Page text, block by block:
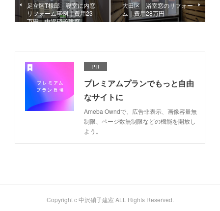
足立区T様邸 寝室に内窓
リフォーム事例｜費用23
万円 中沢硝子建窓
大田区 浴室窓のリフォー
ム｜費用28万円
PR
プレミアムプランでもっと自由
なサイトに
Ameba Owndで、広告非表示、画像容量無
制限、ページ数無制限などの機能を開放し
よう。
Copyright c 中沢硝子建窓 ALL Rights Reserved.